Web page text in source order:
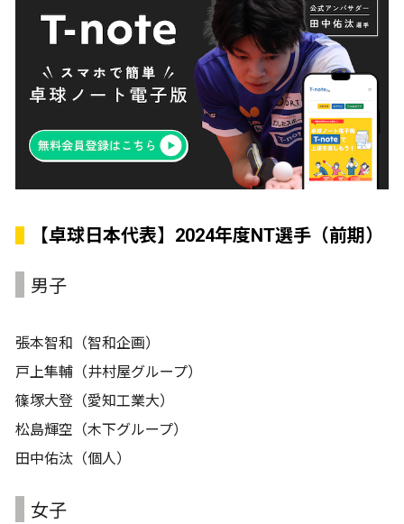
【卓球日本代表】2024年度NT選手（前期）
男子
張本智和（智和企画）
戸上隼輔（井村屋グループ）
篠塚大登（愛知工業大）
松島輝空（木下グループ）
田中佑汰（個人）
女子